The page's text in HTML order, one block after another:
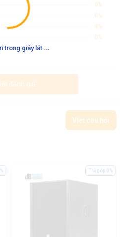
trong giây lát ...
0%
0%
0%
0%
đánh giá
Viết câu hỏi
Trả góp 0%